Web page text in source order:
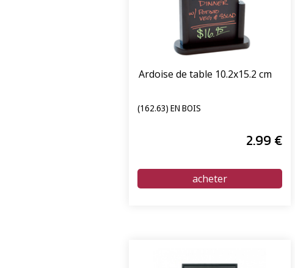
Ardoise de table 10.2x15.2 cm
(162.63) EN BOIS
2.99 €